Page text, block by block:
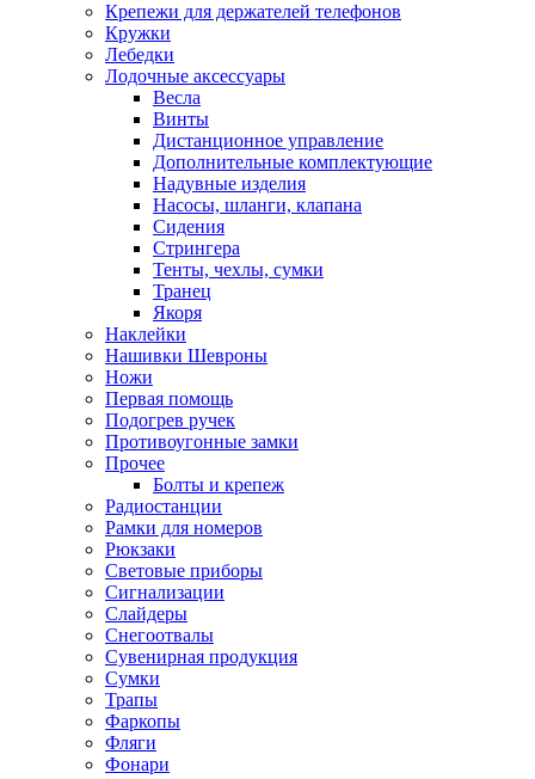
Крепежи для держателей телефонов
Кружки
Лебедки
Лодочные аксессуары
Весла
Винты
Дистанционное управление
Дополнительные комплектующие
Надувные изделия
Насосы, шланги, клапана
Сидения
Стрингера
Тенты, чехлы, сумки
Транец
Якоря
Наклейки
Нашивки Шевроны
Ножи
Первая помощь
Подогрев ручек
Противоугонные замки
Прочее
Болты и крепеж
Радиостанции
Рамки для номеров
Рюкзаки
Световые приборы
Сигнализации
Слайдеры
Снегоотвалы
Сувенирная продукция
Сумки
Трапы
Фаркопы
Фляги
Фонари